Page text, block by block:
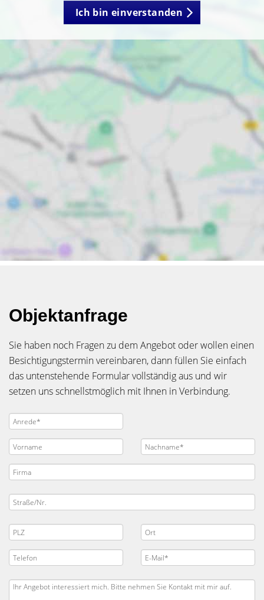
Ich bin einverstanden
Objektanfrage
Sie haben noch Fragen zu dem Angebot oder wollen einen
Besichtigungstermin vereinbaren, dann füllen Sie einfach
das untenstehende Formular vollständig aus und wir
setzen uns schnellstmöglich mit Ihnen in Verbindung.